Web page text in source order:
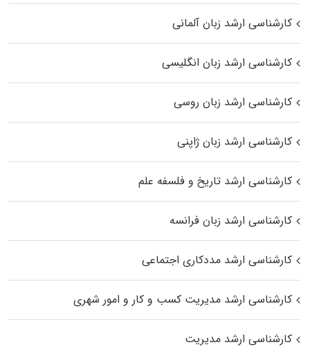
کارشناسی ارشد زبان آلمانی
کارشناسی ارشد زبان انگلیسی
کارشناسی ارشد زبان روسی
کارشناسی ارشد زبان ژاپنی
کارشناسی ارشد تاریخ و فلسفه علم
کارشناسی ارشد زبان فرانسه
کارشناسی ارشد مددکاری اجتماعی
کارشناسی ارشد مدیریت کسب و کار و امور شهری
کارشناسی ارشد مدیریت